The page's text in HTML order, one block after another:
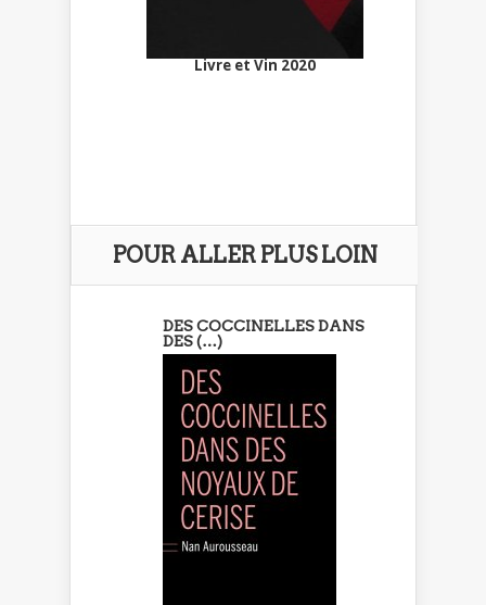
Livre et Vin 2020
POUR ALLER PLUS LOIN
DES COCCINELLES DANS
DES (…)